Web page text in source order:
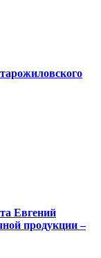
Евгений
продукции –